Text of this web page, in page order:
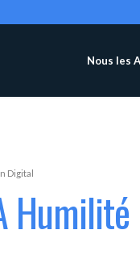
Nous les
Digital
Humilité